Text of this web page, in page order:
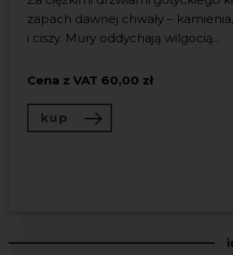
zapach dawnej chwały –
i ciszy. Mury oddychają wilgocią...
Cena z VAT 60,00 zł
kup
wydawnictwo, będące
zwieńczeniem projektu,
celebrował 30. rocznicę
Cena z VAT 120,00 zł
Zestaw kolekcjonerski łączący
LeŚnia wydaną przez
inspirowa...
Cena z VAT 150,00 zł